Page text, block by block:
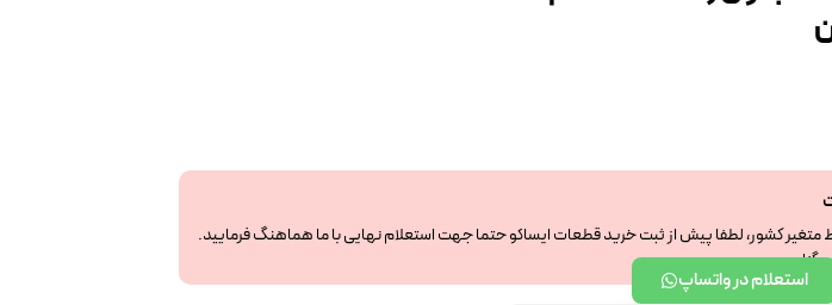
متغیر کشور، لطفا پیش از ثبت خرید قطعات ایساکو حتما جهت استعلام نهایی با ما هماهنگ فرمایید.
استعلام در واتساپ